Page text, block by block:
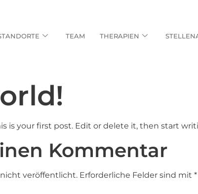
TEAM THERAPIEN
is your first post. Edit or delete it, then start
Kommentar
veröffentlicht. Erforderliche Felder sind mit *